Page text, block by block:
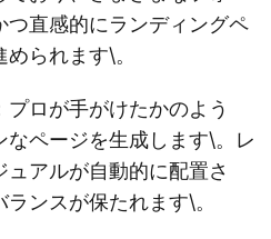
つ直感的にランディングペ
られます\。
プロが手がけたかのよう
なページを生成します\。レ
アルが自動的に配置さ
ンスが保たれます\。